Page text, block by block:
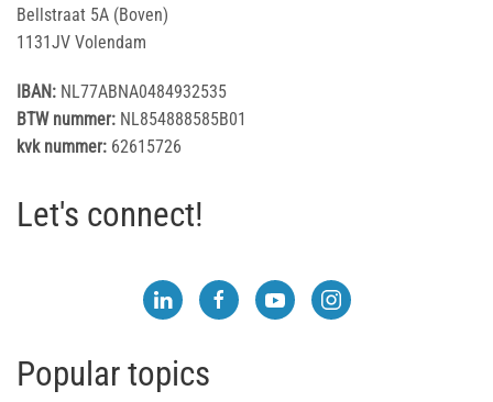
Bellstraat 5A (Boven)
1131JV Volendam
IBAN: NL77ABNA0484932535
BTW nummer: NL854888585B01
kvk nummer: 62615726
Let's connect!
Popular topics